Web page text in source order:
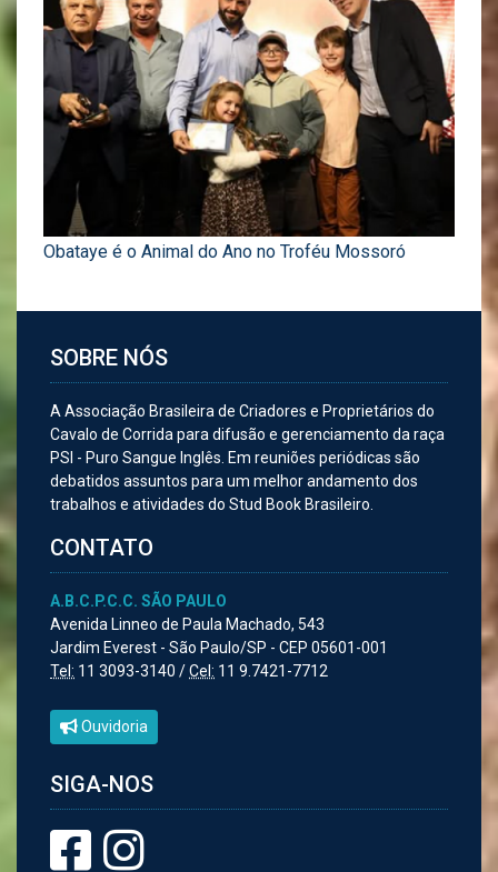
Obataye é o Animal do Ano no Troféu Mossoró
SOBRE NÓS
A Associação Brasileira de Criadores e Proprietários do
Cavalo de Corrida para difusão e gerenciamento da raça
PSI - Puro Sangue Inglês. Em reuniões periódicas são
debatidos assuntos para um melhor andamento dos
trabalhos e atividades do Stud Book Brasileiro.
CONTATO
A.B.C.P.C.C. SÃO PAULO
Avenida Linneo de Paula Machado, 543
Jardim Everest - São Paulo/SP - CEP 05601-001
Tel: 11 3093-3140 /Cel: 11 9.7421-7712
Ouvidoria
SIGA-NOS